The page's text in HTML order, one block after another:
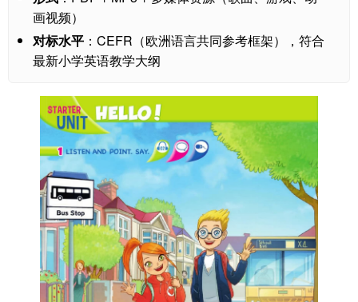
画视频）
对标水平 ：CEFR（欧洲语言共同参考框架），符合
最新小学英语教学大纲